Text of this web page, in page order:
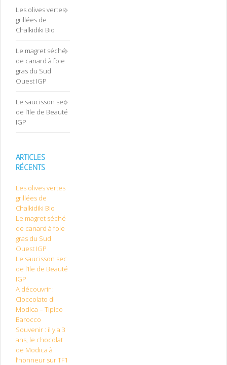
Les olives vertes
grillées de
Chalkidiki Bio
Le magret séché
de canard à foie
gras du Sud
Ouest IGP
Le saucisson sec
de l’Ile de Beauté
IGP
ARTICLES
RÉCENTS
Les olives vertes
grillées de
Chalkidiki Bio
Le magret séché
de canard à foie
gras du Sud
Ouest IGP
Le saucisson sec
de l’Ile de Beauté
IGP
A découvrir :
Cioccolato di
Modica – Tipico
Barocco
Souvenir : il y a 3
ans, le chocolat
de Modica à
l’honneur sur TF1